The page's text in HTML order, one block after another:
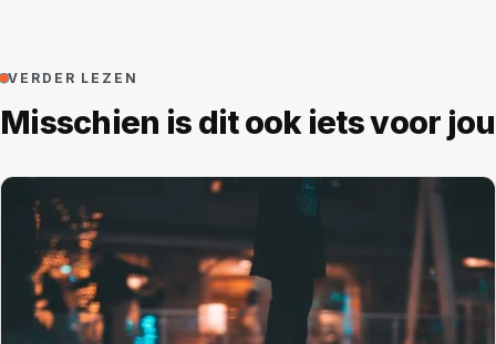
VERDER LEZEN
Misschien is dit ook iets voor jou